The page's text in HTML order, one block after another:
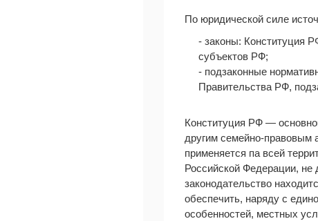
По юридической силе
- законы: Конституция
субъектов РФ;
- подзаконные
Правительства РФ,
Конституция РФ —
другим семейно-правовым
применяется па всей
Российской Федерации, не
законодательство
обеспечить, наряду с
особенностей, местных